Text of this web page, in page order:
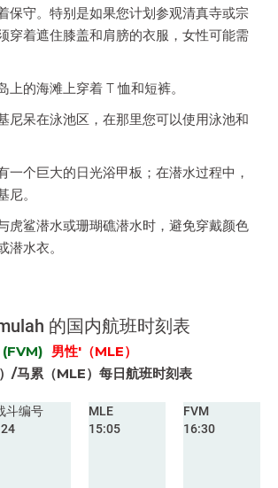
保守。特别是如果您计划参观清真寺或宗
穿着遮住膝盖和肩膀的衣服，女性可能需
上的海滩上穿着 T 恤和短裤。
尼呆在泳池区，在那里您可以使用泳池和
一个巨大的日光浴甲板；在潜水过程中，
尼。
虎鲨潜水或珊瑚礁潜水时，避免穿戴颜色
潜水衣。
的国内航班时刻表
男性'（MLE）
/马累（MLE）每日航班时刻表
斗编号
MLE
15:05
FVM
16:30